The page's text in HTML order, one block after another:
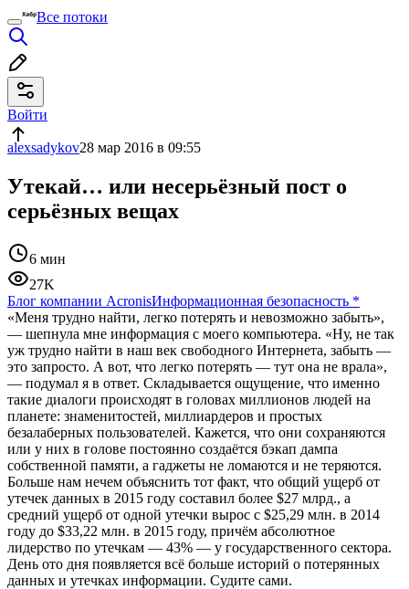
Все потоки
Войти
alexsadykov28 мар 2016 в 09:55
Утекай… или несерьёзный пост о
серьёзных вещах
6 мин
27K
Блог компании AcronisИнформационная безопасность *
«Меня трудно найти, легко потерять и невозможно забыть»,
— шепнула мне информация с моего компьютера. «Ну, не так
уж трудно найти в наш век свободного Интернета, забыть —
это запросто. А вот, что легко потерять — тут она не врала»,
— подумал я в ответ. Складывается ощущение, что именно
такие диалоги происходят в головах миллионов людей на
планете: знаменитостей, миллиардеров и простых
безалаберных пользователей. Кажется, что они сохраняются
или у них в голове постоянно создаётся бэкап дампа
собственной памяти, а гаджеты не ломаются и не теряются.
Больше нам нечем объяснить тот факт, что общий ущерб от
утечек данных в 2015 году составил более $27 млрд., а
средний ущерб от одной утечки вырос с $25,29 млн. в 2014
году до $33,22 млн. в 2015 году, причём абсолютное
лидерство по утечкам — 43% — у государственного сектора.
День ото дня появляется всё больше историй о потерянных
данных и утечках информации. Судите сами.